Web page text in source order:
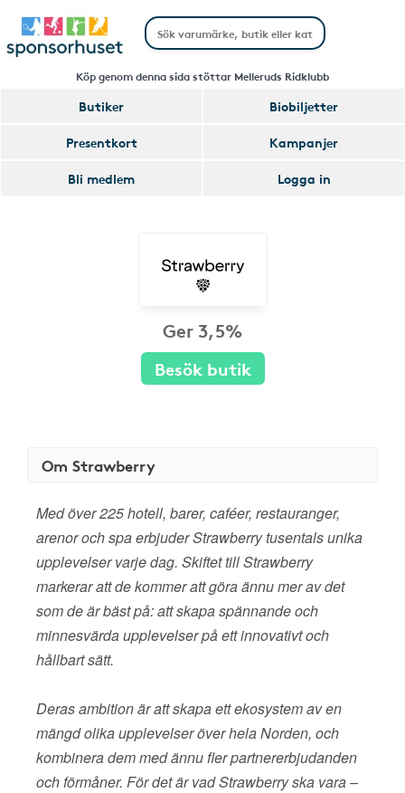
Köp genom denna sida stöttar Melleruds Ridklubb
Butiker
Biobiljetter
Presentkort
Kampanjer
Bli medlem
Logga in
Ger 3,5%
Besök butik
Om Strawberry
Med över 225 hotell, barer, caféer, restauranger,
arenor och spa erbjuder Strawberry tusentals unika
upplevelser varje dag. Skiftet till Strawberry
markerar att de kommer att göra ännu mer av det
som de är bäst på: att skapa spännande och
minnesvärda upplevelser på ett innovativt och
hållbart sätt.
Deras ambition är att skapa ett ekosystem av en
mängd olika upplevelser över hela Norden, och
kombinera dem med ännu fler partnererbjudanden
och förmåner. För det är vad Strawberry ska vara –